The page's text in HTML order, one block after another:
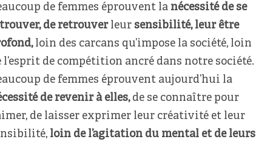
de femmes éprouvent la nécessité de se
de retrouverleur sensibilité, leur être
loin des carcans qu’impose la société, loin
l’esprit de compétition ancré dans notre société.
de femmes éprouvent aujourd’hui la
de revenir à elles,de se connaître pour
de laisser exprimer leur créativité et leur
loin de l’agitation du mental et de leurs